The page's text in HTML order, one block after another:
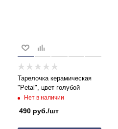
Тарелочка керамическая
"Petal", цвет голубой
Нет в наличии
490 руб./шт